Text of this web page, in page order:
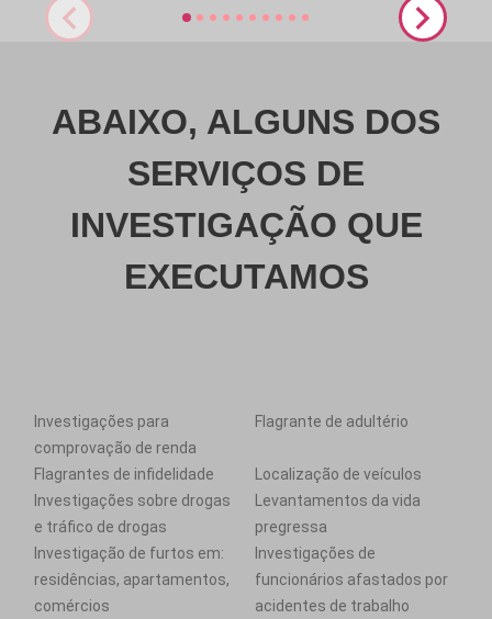
ABAIXO, ALGUNS DOS
SERVIÇOS DE
INVESTIGAÇÃO QUE
EXECUTAMOS
Investigações para
comprovação de renda
Flagrante de adultério
Flagrantes de infidelidade
Localização de veículos
Investigações sobre drogas
e tráfico de drogas
Levantamentos da vida
pregressa
Investigação de furtos em:
residências, apartamentos,
comércios
Investigações de
funcionários afastados por
acidentes de trabalho